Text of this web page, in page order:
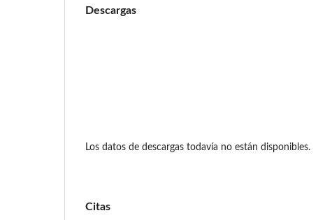
Descargas
Los datos de descargas todavía no están disponibles.
Citas